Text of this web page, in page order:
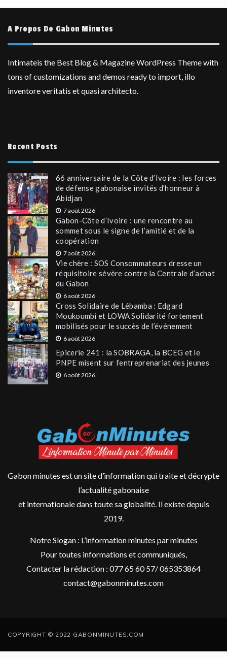
A Propos De Gabon Minutes
Intimateis the Best Blog & Magazine WordPress Theme with
tons of customizations and demos ready to import, illo
inventore veritatis et quasi architecto.
Recent Posts
66 anniversaire de la Côte d’Ivoire : les forces
de défense gabonaise invités d’honneur à
Abidjan
7 août 2026
Gabon-Côte d’Ivoire : une rencontre au
sommet sous le signe de l’amitié et de la
coopération
7 août 2026
Vie chère : SOS Consommateurs dresse un
réquisitoire sévère contre la Centrale d’achat
du Gabon
6 août 2026
Cross Solidaire de Lébamba : Edgard
Moukoumbi et LOWA Solidarité fortement
mobilisés pour le succès de l’événement
6 août 2026
Epicerie 241 : la SOBRAGA, la BCEG et le
PNPE misent sur l’entreprenariat des jeunes
6 août 2026
Gabon minutes est un site d’information qui traite et décrypte
l’actualité gabonaise
et internationale dans toute sa globalité. Il existe depuis
2019.
Notre Slogan : L’information minutes par minutes
Pour toutes informations et communiqués,
Contacter la rédaction : 077 65 60 57/ 065353864
contact@gabonminutes.com
COPYRIGHT © 2022 GABONMINUTES.COM